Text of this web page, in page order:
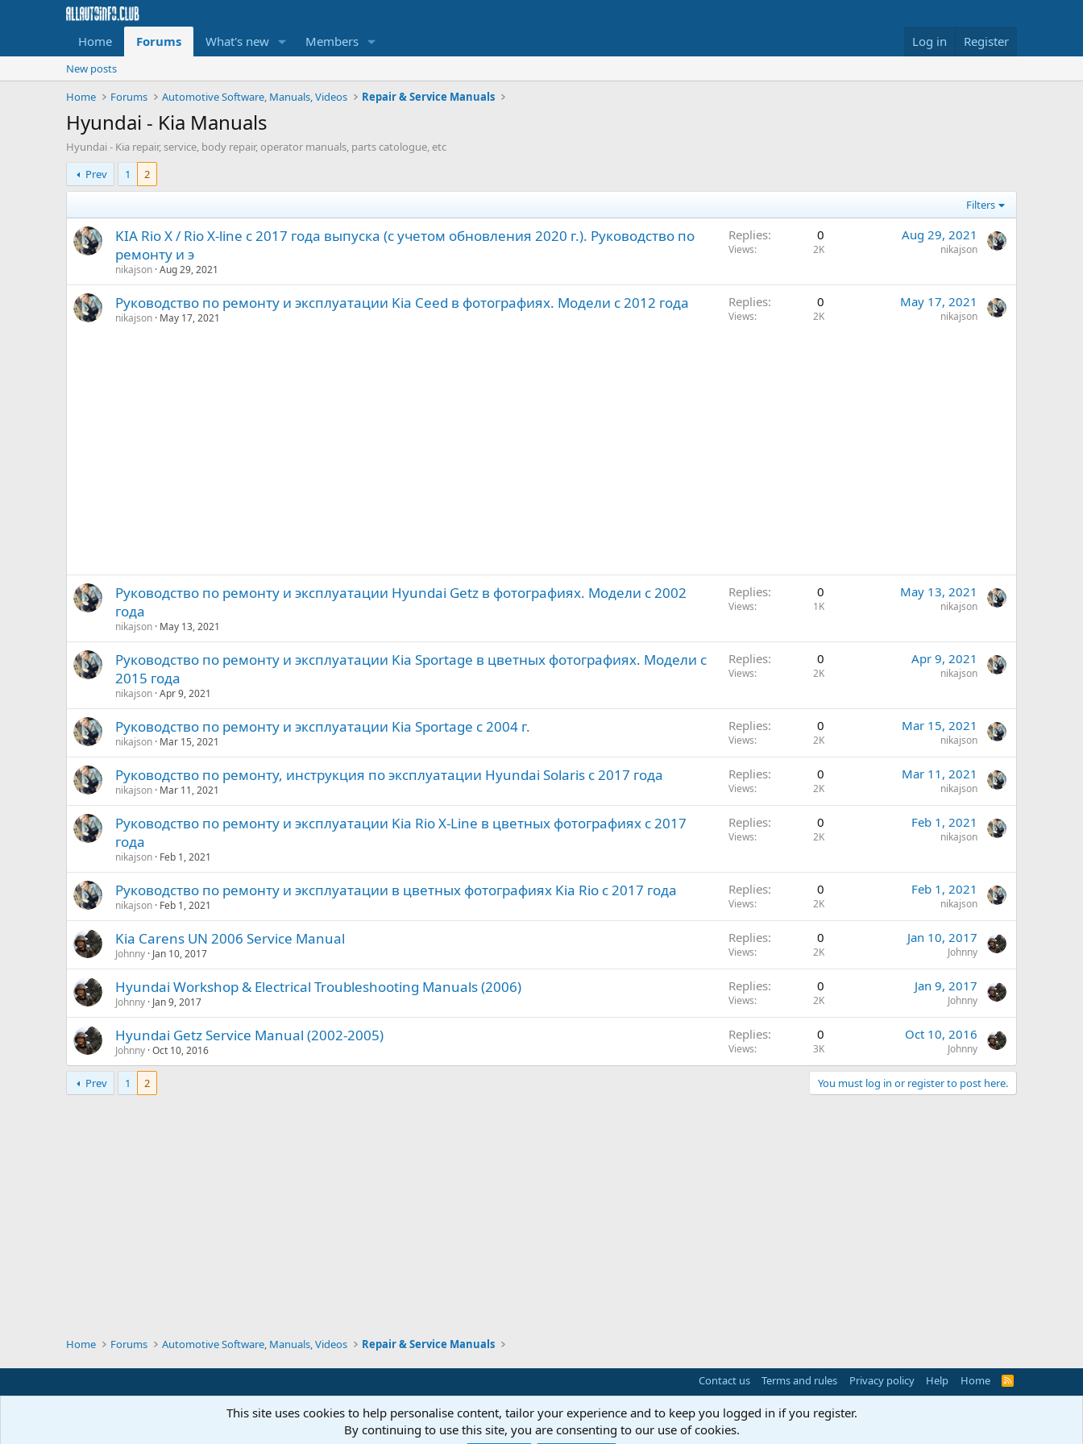
Home Forums What's new Members Log in Register
New posts
Home
Forums Automotive Software, Manuals, Videos Repair & Service Manuals
Hyundai - Kia Manuals
Hyundai - Kia repair, service, body repair, operator manuals, parts catologue, etc
Prev
1 2
Filters
KIA Rio X / Rio X-line с 2017 года выпуска (с учетом обновления 2020 г.). Руководство по
ремонту и э
nikajson Aug 29, 2021
Replies 0
Views 2K
Aug 29, 2021
nikajson
Руководство по ремонту и эксплуатации Kia Ceed в фотографиях. Модели с 2012 года
nikajson May 17, 2021
Replies 0
Views 2K
May 17, 2021
nikajson
Руководство по ремонту и эксплуатации Hyundai Getz в фотографиях. Модели с 2002
года
nikajson May 13, 2021
Replies 0
Views 1K
May 13, 2021
nikajson
Руководство по ремонту и эксплуатации Kia Sportage в цветных фотографиях. Модели с
2015 года
nikajson Apr 9, 2021
Replies 0
Views 2K
Apr 9, 2021
nikajson
Руководство по ремонту и эксплуатации Kia Sportage с 2004 г.
nikajson Mar 15, 2021
Replies 0
Views 2K
Mar 15, 2021
nikajson
Руководство по ремонту, инструкция по эксплуатации Hyundai Solaris с 2017 года
nikajson Mar 11, 2021
Replies 0
Views 2K
Mar 11, 2021
nikajson
Руководство по ремонту и эксплуатации Kia Rio X-Line в цветных фотографиях с 2017
года
nikajson Feb 1, 2021
Replies 0
Views 2K
Feb 1, 2021
nikajson
Руководство по ремонту и эксплуатации в цветных фотографиях Kia Rio c 2017 года
nikajson Feb 1, 2021
Replies 0
Views 2K
Feb 1, 2021
nikajson
Kia Carens UN 2006 Service Manual
Johnny Jan 10, 2017
Replies 0
Views 2K
Jan 10, 2017
Johnny
Hyundai Workshop & Electrical Troubleshooting Manuals (2006)
Johnny Jan 9, 2017
Replies 0
Views 2K
Jan 9, 2017
Johnny
Hyundai Getz Service Manual (2002-2005)
Johnny Oct 10, 2016
Replies 0
Views 3K
Oct 10, 2016
Johnny
Prev 1 2 You must log in or register to post here.
Home Forums Automotive Software, Manuals, Videos Repair & Service Manuals
Contact us Terms and rules Privacy policy Help Home
R
This site uses cookies to help personalise content, tailor your experience and to keep you logged in if you register.
By continuing to use this site, you are consenting to our use of cookies.